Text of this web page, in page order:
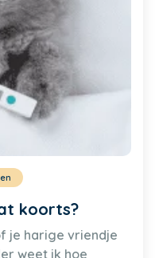
koorts?
je harige vriendje
weet ik hoe